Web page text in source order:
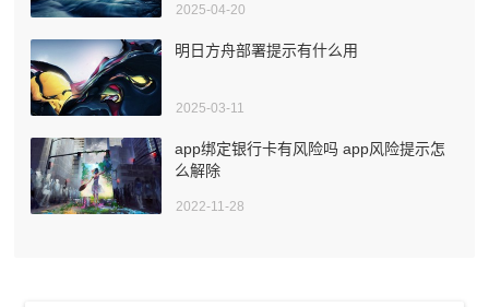
2025-04-20
明日方舟部署提示有什么用
2025-03-11
app绑定银行卡有风险吗 app风险提示怎
么解除
2022-11-28